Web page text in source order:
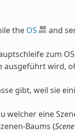
the OS and
zum
wird,
gibt, weil sie
welcher eine
Baums (